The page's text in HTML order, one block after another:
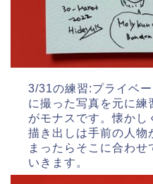
3/31の練習:プライベ
に撮った写真を元に練
がモナスです。懐かし
描き出しは手前の人物
まったらそこに合わせ
いきます。